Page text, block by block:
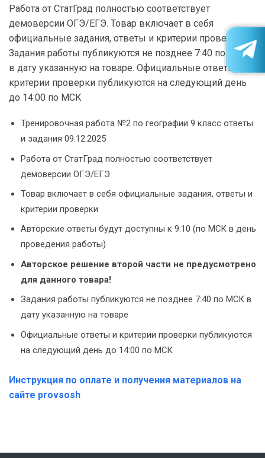
Работа от СтатГрад полностью соответствует
демоверсии ОГЭ/ЕГЭ. Товар включает в себя
официальные задания, ответы и критерии проверки.
Задания работы публикуются не позднее 7:40 по МСК
в дату указанную на товаре. Официальные ответы и
критерии проверки публикуются на следующий день
до 14:00 по МСК
Тренировочная работа №2 по географии 9 класс ответы
и задания 09.12.2025
Работа от СтатГрад полностью соответствует
демоверсии ОГЭ/ЕГЭ
Товар включает в себя официальные задания, ответы и
критерии проверки
Авторские ответы будут доступны к 9:10 (по МСК в день
проведения работы)
Авторское решение второй части не предусмотрено
для данного товара!
Задания работы публикуются не позднее 7:40 по МСК в
дату указанную на товаре
Официальные ответы и критерии проверки публикуются
на следующий день до 14:00 по МСК
Инструкция по оплате и получения материалов на
сайте provsosh